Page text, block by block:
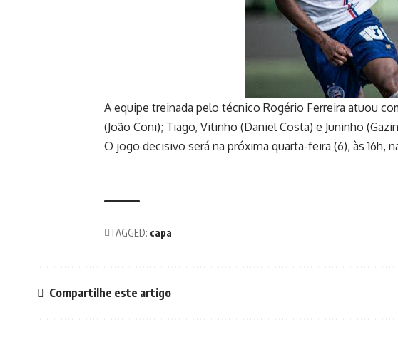
A equipe treinada pelo técnico Rogério Ferreira atuou
(João Coni); Tiago, Vitinho (Daniel Costa) e Juninho
O jogo decisivo será na próxima quarta-feira (6), às 16h,
TAGGED: capa
Compartilhe este artigo